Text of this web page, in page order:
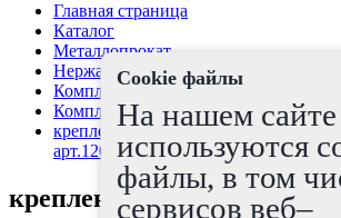
Главная страница
Каталог
Металлопрокат
Нержавеющая сталь
Комплектующие для лестничных
Комплектующие для лестниц
крепление ригеля под сварку 12 AISI
арт.1205521
крепление ригеля под
Cookie файлы
На нашем сайте
используются
файлы, в том
сервисов веб–